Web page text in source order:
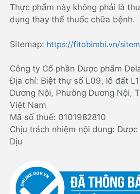
Thực phẩm này không phải là
dụng thay thế thuốc chữa bệnh.
Sitemap: https://fitobimbi.vn/
Công ty Cổ phần Dược phẩm
Địa chỉ: Biệt thự số L09, lô đất
Dương Nội, Phường Dương Nội,
Việt Nam
Mã số thuế: 0101982810
Chịu trách nhiệm nội dung:
Dịu